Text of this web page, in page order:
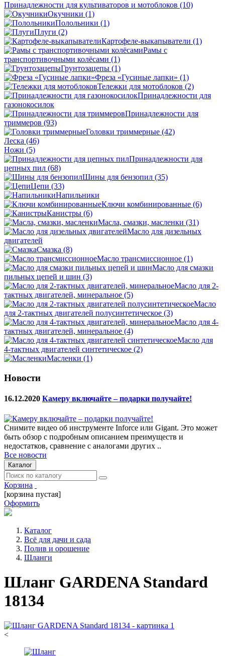
Принадлежности для культиваторов и мотоблоков (10)
Окучники (1)
Полольники (1)
Плуги (2)
Картофеле-выкапыватели (1)
Рамы с
транспортивочными колёсами (1)
Грунтозацепы (1)
Фреза «Гусиные лапки» (1)
Тележки для мотоблоков (2)
Принадлежности для
газонокосилок
Принадлежности для
триммеров (93)
Головки триммерные (42)
Леска (46)
Ножи (5)
Принадлежности для
цепных пил (68)
Шины для бензопил (35)
Цепи (33)
Напильники
Ключи комбинированные (6)
Канистры (6)
Масла, смазки, масленки (31)
Масло для дизельных
двигателей
Смазка (8)
Масло трансмиссионное (1)
Масло для смазки
пильных цепей и шин (3)
Масло для 2-
тактных двигателей, минеральное (5)
Масло
для 2-тактных двигателей полусинтетическое (3)
Масло для 4-
тактных двигателей, минеральное (4)
Масло для
4-тактных двигателей синтетическое (2)
Масленки (1)
Новости
16.12.2020 Камеру включайте – подарки получайте!
Снимите видео об инструменте Inforce или Gigant. Это может
быть обзор с подробным описанием преимуществ и
недостатков, сравнение с аналогами других ..
Все новости
Каталог
Корзина
[корзина пустая]
Оформить
Каталог
Всё для дачи и сада
Полив и орошение
Шланги
Шланг GARDENA Standard
18134
<